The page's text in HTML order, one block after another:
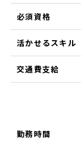
必須資格
活かせるスキル
交通費支給
勤務時間